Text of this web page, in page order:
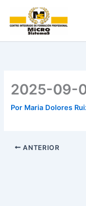
contenido
2025-09-
Por Maria Dolores
ANTERIOR